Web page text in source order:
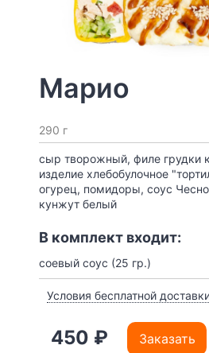
Марио
290 г
сыр творожный, филе грудки
изделие хлебобулочное
огурец, помидоры, соус
кунжут белый
В комплект входит:
соевый соус (25 гр.)
Условия бесплатной
450 ₽ Заказать